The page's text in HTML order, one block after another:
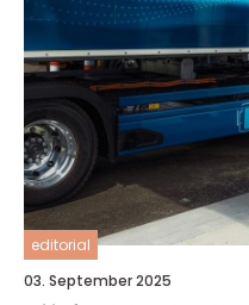
editorial
03. September 2025